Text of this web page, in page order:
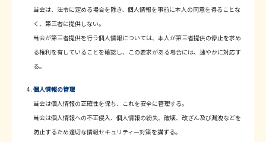
当会は、法令に定める場合を除き、個人情報を事前に本人の同意を得ることな
く、第三者に提供しない。
当会が第三者提供を行う個人情報については、本人が第三者提供の停止を求め
る権利を有していることを確認し、この要求がある場合には、速やかに対応す
る。
個人情報の管理
当会は個人情報の正確性を保ち、これを安全に管理する。
当会は個人情報への不正侵入、個人情報の紛失、破壊、改ざん及び漏洩などを
防止するため適切な情報セキュリティー対策を講ずる。